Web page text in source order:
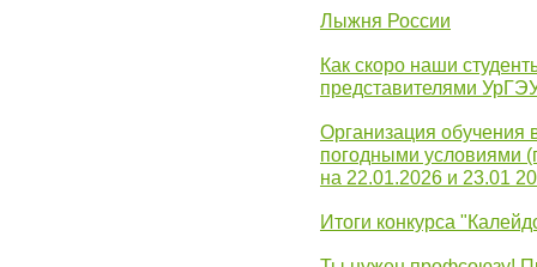
Лыжня России
Как скоро наши
представителями
Организация обучения
погодными условиями
на 22.01.2026 и 23.01
Итоги конкурса